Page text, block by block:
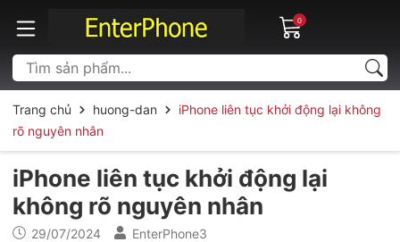
0
Trang chủ huong-dan
iPhone liên tục khởi động lại không
rõ nguyên nhân
iPhone liên tục khởi động lại
không rõ nguyên nhân
29/07/2024 EnterPhone3